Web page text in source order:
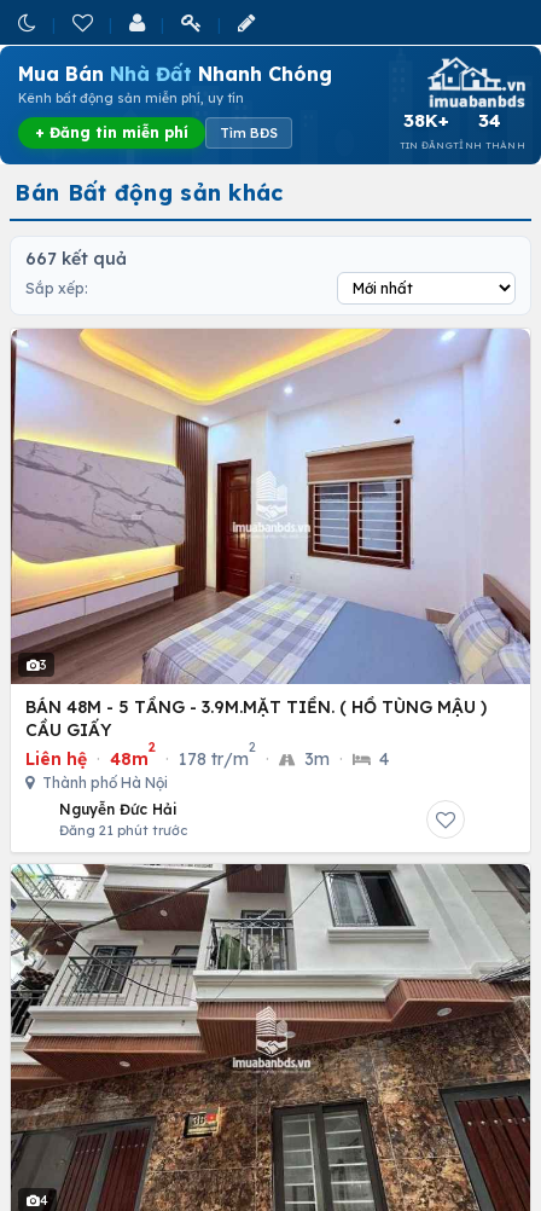
Mua Bán Nhà Đất Nhanh Chóng
Kênh bất động sản miễn phí, uy tín
+ Đăng tin miễn phí Tìm BĐS
38K+
TIN ĐĂNG
34
TỈNH THÀNH
Bán Bất động sản khác
667 kết quả
Sắp xếp:
3
BÁN 48M - 5 TẦNG - 3.9M.MẶT TIỀN. ( HỒ TÙNG MẬU )
CẦU GIẤY
Liên hệ · 48m
2
· 178 tr/m
2
· 3m · 4
Thành phố Hà Nội
Nguyễn Đức Hải
Đăng 21 phút trước
4